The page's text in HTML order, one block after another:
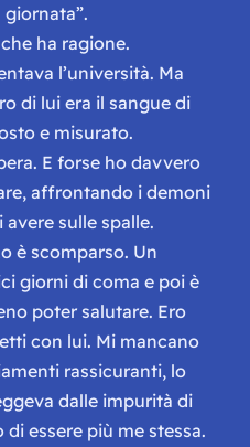
ha ragione.
l’università. Ma
di lui era il sangue di
e misurato.
E forse ho davvero
affrontando i demoni
sulle spalle.
è scomparso. Un
giorni di coma e poi è
poter salutare. Ero
con lui. Mi mancano
rassicuranti, lo
dalle impurità di
essere più me stessa.